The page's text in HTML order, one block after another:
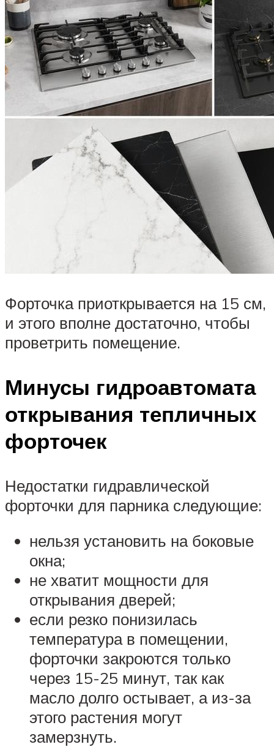
Форточка приоткрывается на 15 см,
и этого вполне достаточно, чтобы
проветрить помещение.
Минусы гидроавтомата
открывания тепличных
форточек
Недостатки гидравлической
форточки для парника следующие:
нельзя установить на боковые
окна;
не хватит мощности для
открывания дверей;
если резко понизилась
температура в помещении,
форточки закроются только
через 15-25 минут, так как
масло долго остывает, а из-за
этого растения могут
замерзнуть.